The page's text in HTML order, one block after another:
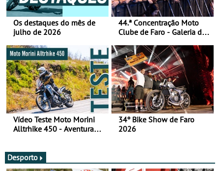
Os destaques do mês de
julho de 2026
44.ª Concentração Moto
Clube de Faro - Galeria de
Vídeo Teste Moto Morini
Alltrhike 450 - Aventura
34º Bike Show de Faro
2026
Desporto